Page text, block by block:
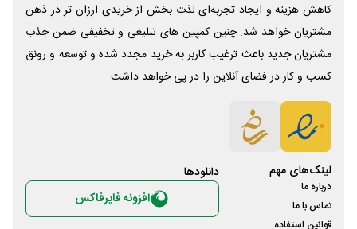
کاهش هزینه و ایجاد تجربه‌ای لذت بخش از خریدی ارزان تر در ذهن
مشتریان خواهد شد. چنین کمپین های تبلیغی و تخفیفی ضمن جذب
مشتریان جدید باعث ترغیب کاربر به خرید مجدد شده و توسعه و رونق
کسب و کار در فضای آنلاین را در پی خواهد داشت.
لینک‌های مهم
درباره ما
تماس با ما
قوانین استفاده
دانلود‌ها
افزونه فایرفاکس